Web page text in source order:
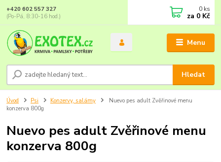
Menu
Hledat
+420 602 557 327
(Po-Pá, 8:30-16 hod.)
0 ks
za 0 Kč
Úvod Psi Konzervy, salámy
Nuevo pes adult Zvěřinové menu
konzerva 800g
Nuevo pes adult Zvěřinové menu
konzerva 800g